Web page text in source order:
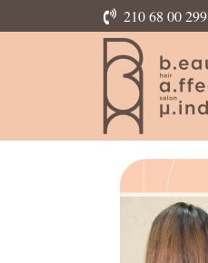
210 68 00 299